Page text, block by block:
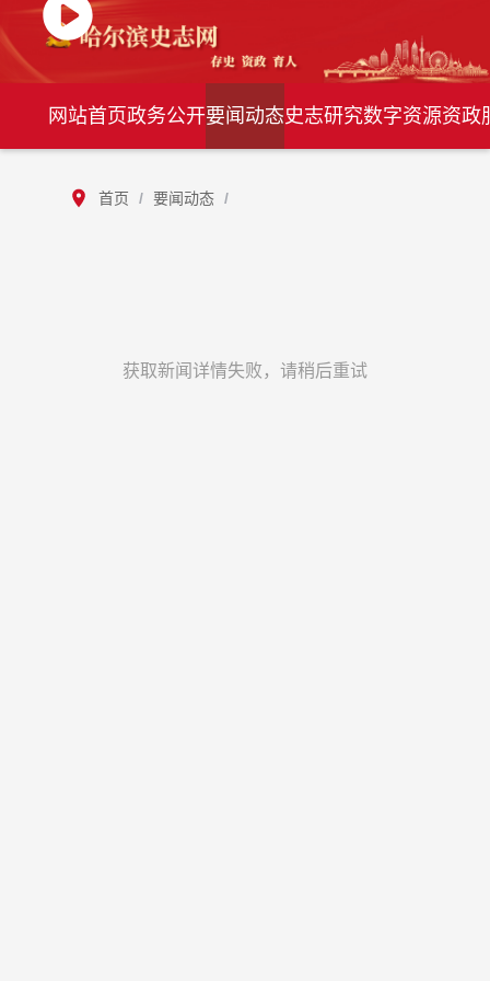
网站首页政务公开要闻动态史志研究数字资源资政
首页 / 要闻动态 /
获取新闻详情失败，请稍后重试